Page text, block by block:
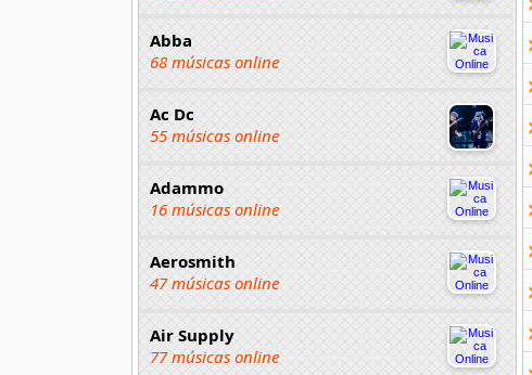
Abba
68 músicas online
Ac Dc
55 músicas online
Adammo
16 músicas online
Aerosmith
47 músicas online
Air Supply
77 músicas online